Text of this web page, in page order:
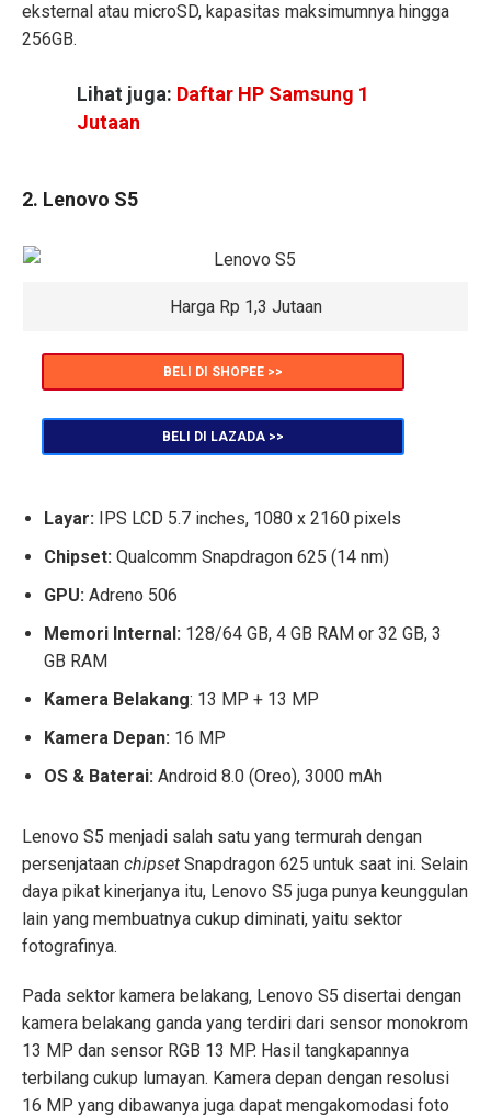
eksternal atau microSD, kapasitas maksimumnya hingga
256GB.
Lihat juga: Daftar HP Samsung 1
Jutaan
2. Lenovo S5
Harga Rp 1,3 Jutaan
BELI DI SHOPEE >>
BELI DI LAZADA >>
Layar:
IPS LCD 5.7 inches, 1080 x 2160 pixels
Chipset: Qualcomm Snapdragon 625 (14 nm)
GPU: Adreno 506
Memori Internal: 128/64 GB, 4 GB RAM or 32 GB, 3
GB RAM
Kamera Belakang: 13 MP + 13 MP
Kamera Depan: 16 MP
OS & Baterai: Android 8.0 (Oreo), 3000 mAh
Lenovo S5 menjadi salah satu yang termurah dengan
persenjataan chipset Snapdragon 625 untuk saat ini. Selain
daya pikat kinerjanya itu, Lenovo S5 juga punya keunggulan
lain yang membuatnya cukup diminati, yaitu sektor
fotografinya.
Pada sektor kamera belakang, Lenovo S5 disertai dengan
kamera belakang ganda yang terdiri dari sensor monokrom
13 MP dan sensor RGB 13 MP. Hasil tangkapannya
terbilang cukup lumayan. Kamera depan dengan resolusi
16 MP yang dibawanya juga dapat mengakomodasi foto